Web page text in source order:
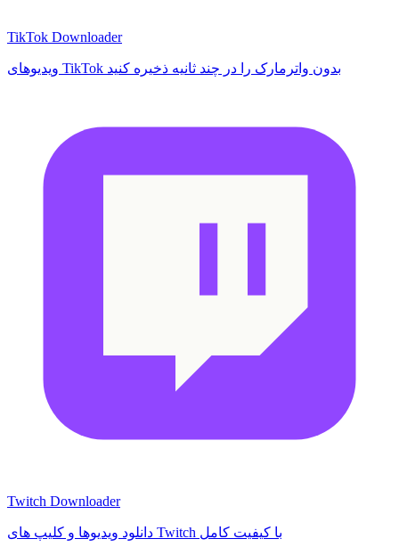
TikTok Downloader
ویدیوهای TikTok بدون واترمارک را در چند ثانیه ذخیره کنید
Twitch Downloader
دانلود ویدیوها و کلیپ های Twitch با کیفیت کامل